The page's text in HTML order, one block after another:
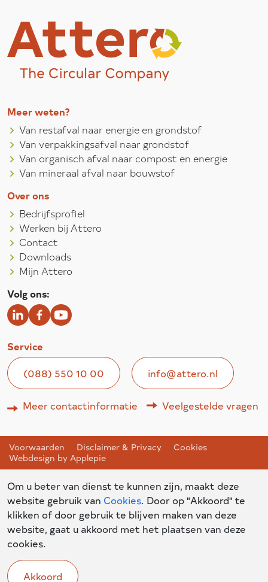
Meer weten?
Van restafval naar energie en grondstof
Van verpakkingsafval naar grondstof
Van organisch afval naar compost en energie
Van mineraal afval naar bouwstof
Over ons
Bedrijfsprofiel
Werken bij Attero
Contact
Downloads
Mijn Attero
Volg ons:
Service
(088) 550 10 00 info@attero.nl
Meer contactinformatie Veelgestelde vragen
Voorwaarden Disclaimer & Privacy
Cookies
Webdesign by Applepie
Om u beter van dienst te kunnen zijn, maakt deze
website gebruik van Cookies. Door op "Akkoord" te
klikken of door gebruik te blijven maken van deze
website, gaat u akkoord met het plaatsen van deze
cookies.
Akkoord